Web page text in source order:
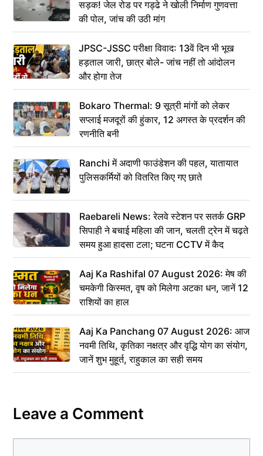
सड़क! जेल रोड पर गड्ढे ने खोली निर्माण गुणवत्ता
की पोल, जांच की उठी मांग
JPSC-JSSC परीक्षा विवाद: 13वें दिन भी भूख
हड़ताल जारी, छात्र बोले- जांच नहीं तो आंदोलन
और होगा तेज
Bokaro Thermal: 9 सूत्री मांगों को लेकर
सप्लाई मजदूरों की हुंकार, 12 अगस्त के प्रदर्शन की
रणनीति बनी
Ranchi में अदाणी फाउंडेशन की पहल, यातायात
पुलिसकर्मियों को वितरित किए गए छाते
Raebareli News: रेलवे स्टेशन पर सतर्क GRP
सिपाही ने बचाई महिला की जान, चलती ट्रेन में चढ़ते
समय हुआ हादसा टला; घटना CCTV में कैद
Aaj Ka Rashifal 07 August 2026: मेष की
चमकेगी किस्मत, वृष को मिलेगा अटका धन, जानें 12
राशियों का हाल
Aaj Ka Panchang 07 August 2026: आज
नवमी तिथि, कृतिका नक्षत्र और वृद्धि योग का संयोग,
जानें शुभ मुहूर्त, राहुकाल का सही समय
Leave a Comment